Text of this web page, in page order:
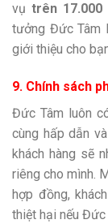
vụ trên 17.000
tưởng Đức Tâm
giới thiệu cho
9. Chính sách
Đức Tâm luôn
cùng hấp dẫn
khách hàng sẽ
riêng cho mình.
hợp đồng,
thiệt hại nếu Đức